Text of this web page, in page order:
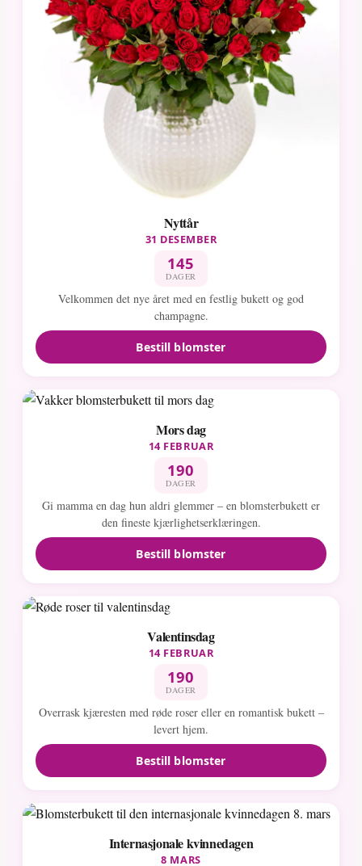
Nyttår
31 DESEMBER
145
DAGER
Velkommen det nye året med en festlig bukett og god
champagne.
Bestill blomster
Mors dag
14 FEBRUAR
190
DAGER
Gi mamma en dag hun aldri glemmer – en blomsterbukett er
den fineste kjærlighetserklæringen.
Bestill blomster
Valentinsdag
14 FEBRUAR
190
DAGER
Overrask kjæresten med røde roser eller en romantisk bukett –
levert hjem.
Bestill blomster
Internasjonale kvinnedagen
8 MARS